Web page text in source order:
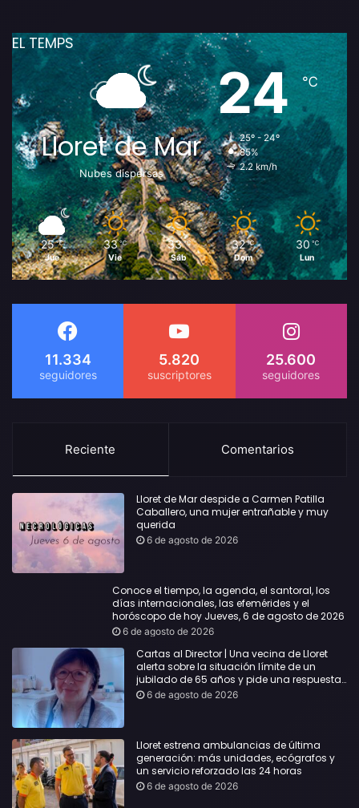
EL TEMPS
Lloret de Mar
Nubes dispersas
24℃
25º - 24º
85%
2.2 km/h
25 ℃
Jue
33 ℃
Vie
33 ℃
Sáb
32 ℃
Dom
30 ℃
Lun
11.334 5.820 25.600
Reciente Comentarios
Lloret de Mar despide a Carmen Patilla
Caballero, una mujer entrañable y muy
querida
6 de agosto de 2026
Conoce el tiempo, la agenda, el santoral, los
días internacionales, las efemérides y el
horóscopo de hoy Jueves, 6 de agosto de 2026
6 de agosto de 2026
Cartas al Director | Una vecina de Lloret
alerta sobre la situación límite de un
jubilado de 65 años y pide una respuesta
urgente
6 de agosto de 2026
Lloret estrena ambulancias de última
generación: más unidades, ecógrafos y
un servicio reforzado las 24 horas
6 de agosto de 2026